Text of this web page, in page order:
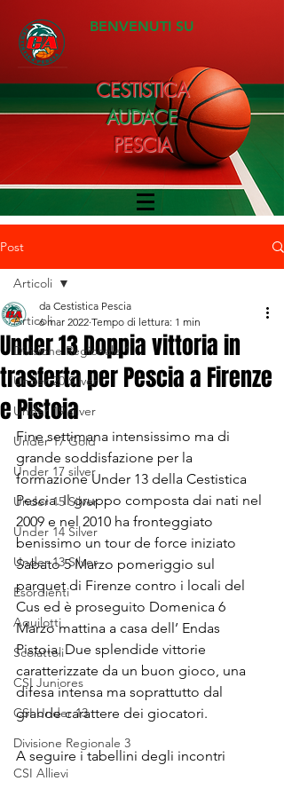
BENVENUTI SU
CESTISTICA
AUDACE
PESCIA
Post
Articoli
Divisione Regionale 1
Under 20 Silver
Under 19 silver
Under 17 Gold
Under 17 silver
Under 15 Silver
Under 14 Silver
Under 13 Silver
Esordienti
Aquilotti
Scoiattoli
CSI Juniores
CSI Under 13
Divisione Regionale 3
CSI Allievi
Articoli
Under 13 Doppia vittoria in
trasferta per Pescia a Firenze
e Pistoia
da Cestistica Pescia
6 mar 2022 Tempo di lettura: 1 min
Fine settimana intensissimo ma di
grande soddisfazione per la
formazione Under 13 della Cestistica
Pescia. Il gruppo composta dai nati nel
2009 e nel 2010 ha fronteggiato
benissimo un tour de force iniziato
Sabato 5 Marzo pomeriggio sul
parquet di Firenze contro i locali del
Cus ed è proseguito Domenica 6
Marzo mattina a casa dell’ Endas
Pistoia. Due splendide vittorie
caratterizzate da un buon gioco, una
difesa intensa ma soprattutto dal
grande carattere dei giocatori.
A seguire i tabellini degli incontri